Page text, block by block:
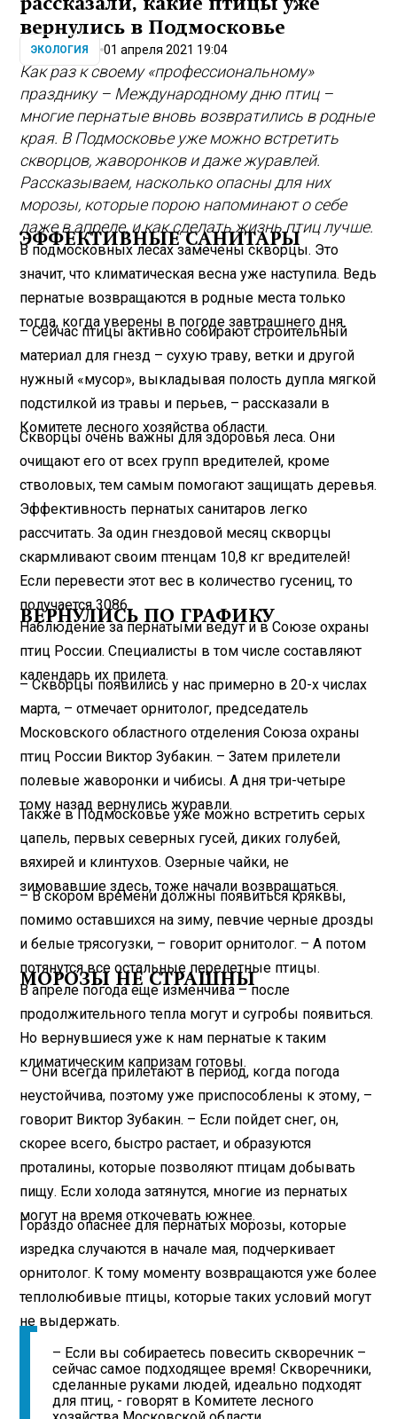
вернулись в Подмосковье
ЭКОЛОГИЯ 01 апреля 2021 19:04
Как раз к своему «профессиональному»
празднику – Международному дню птиц –
многие пернатые вновь возвратились в родные
края. В Подмосковье уже можно встретить
скворцов, жаворонков и даже журавлей.
Рассказываем, насколько опасны для них
морозы, которые порою напоминают о себе
даже в апреле, и как сделать жизнь птиц лучше.
ЭФФЕКТИВНЫЕ САНИТАРЫ
В подмосковных лесах замечены скворцы. Это
значит, что климатическая весна уже наступила. Ведь
пернатые возвращаются в родные места только
тогда, когда уверены в погоде завтрашнего дня.
– Сейчас птицы активно собирают строительный
материал для гнезд – сухую траву, ветки и другой
нужный «мусор», выкладывая полость дупла мягкой
подстилкой из травы и перьев, – рассказали в
Комитете лесного хозяйства области.
Скворцы очень важны для здоровья леса. Они
очищают его от всех групп вредителей, кроме
стволовых, тем самым помогают защищать деревья.
Эффективность пернатых санитаров легко
рассчитать. За один гнездовой месяц скворцы
скармливают своим птенцам 10,8 кг вредителей!
Если перевести этот вес в количество гусениц, то
получается 3086.
ВЕРНУЛИСЬ ПО ГРАФИКУ
Наблюдение за пернатыми ведут и в Союзе охраны
птиц России. Специалисты в том числе составляют
календарь их прилета.
– Скворцы появились у нас примерно в 20-х числах
марта, – отмечает орнитолог, председатель
Московского областного отделения Союза охраны
птиц России Виктор Зубакин. – Затем прилетели
полевые жаворонки и чибисы. А дня три-четыре
тому назад вернулись журавли.
Также в Подмосковье уже можно встретить серых
цапель, первых северных гусей, диких голубей,
вяхирей и клинтухов. Озерные чайки, не
зимовавшие здесь, тоже начали возвращаться.
– В скором времени должны появиться кряквы,
помимо оставшихся на зиму, певчие черные дрозды
и белые трясогузки, – говорит орнитолог. – А потом
потянутся все остальные перелетные птицы.
МОРОЗЫ НЕ СТРАШНЫ
В апреле погода еще изменчива – после
продолжительного тепла могут и сугробы появиться.
Но вернувшиеся уже к нам пернатые к таким
климатическим капризам готовы.
– Они всегда прилетают в период, когда погода
неустойчива, поэтому уже приспособлены к этому, –
говорит Виктор Зубакин. – Если пойдет снег, он,
скорее всего, быстро растает, и образуются
проталины, которые позволяют птицам добывать
пищу. Если холода затянутся, многие из пернатых
могут на время откочевать южнее.
Гораздо опаснее для пернатых морозы, которые
изредка случаются в начале мая, подчеркивает
орнитолог. К тому моменту возвращаются уже более
теплолюбивые птицы, которые таких условий могут
не выдержать.
– Если вы собираетесь повесить скворечник –
сейчас самое подходящее время! Скворечники,
сделанные руками людей, идеально подходят
для птиц, - говорят в Комитете лесного